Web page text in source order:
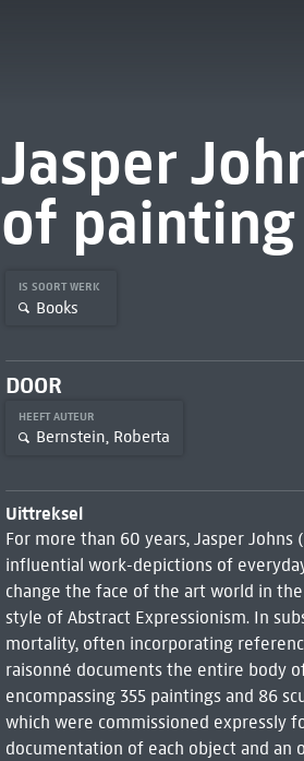
Jasper
of
IS SOORT WERK
Books
DOOR
HEEFT AUTEUR
Bernstein, Roberta
Uittreksel
For more than 60 years, Jasper
influential work-depictions of
change the face of the art world in
style of Abstract Expressionism. In
mortality, often incorporating
raisonné documents the entire body
encompassing 355 paintings and 86
which were commissioned expressly
documentation of each object and